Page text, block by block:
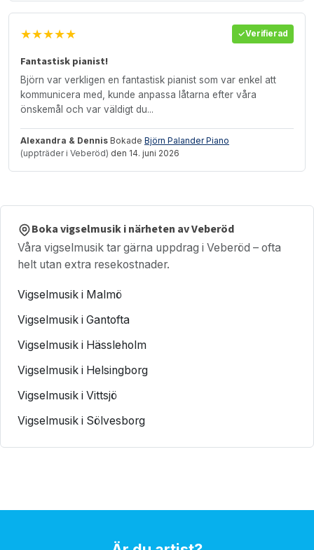
★★★★★ Verifierad
Fantastisk pianist!
Björn var verkligen en fantastisk pianist som var enkel att
kommunicera med, kunde anpassa låtarna efter våra
önskemål och var väldigt du...
Alexandra & Dennis Bokade Björn Palander Piano
(uppträder i Veberöd) den 14. juni 2026
Boka vigselmusik i närheten av Veberöd
Våra vigselmusik tar gärna uppdrag i Veberöd – ofta
helt utan extra resekostnader.
Vigselmusik i Malmö
Vigselmusik i Gantofta
Vigselmusik i Hässleholm
Vigselmusik i Helsingborg
Vigselmusik i Vittsjö
Vigselmusik i Sölvesborg